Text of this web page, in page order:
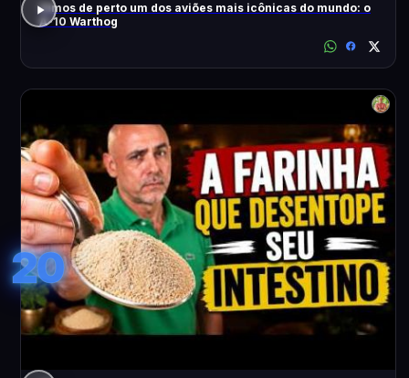
Vimos de perto um dos aviões mais icônicas do mundo: o
A-10 Warthog
20